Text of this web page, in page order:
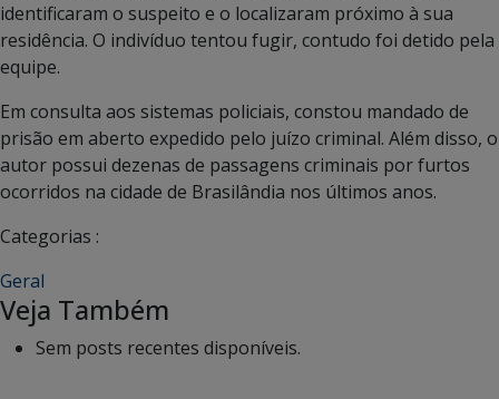
identificaram o suspeito e o localizaram próximo à sua
residência. O indivíduo tentou fugir, contudo foi detido pela
equipe.
Em consulta aos sistemas policiais, constou mandado de
prisão em aberto expedido pelo juízo criminal. Além disso, o
autor possui dezenas de passagens criminais por furtos
ocorridos na cidade de Brasilândia nos últimos anos.
Categorias :
Geral
Veja Também
Sem posts recentes disponíveis.